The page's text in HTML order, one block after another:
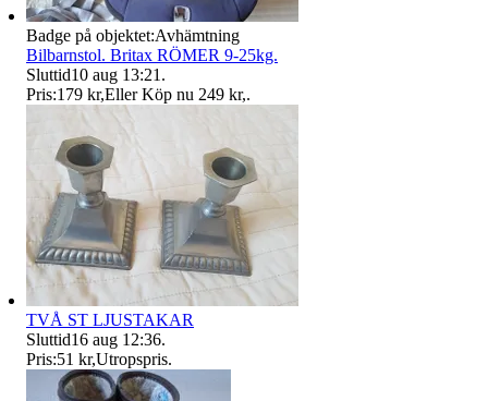
Badge på objektet:Avhämtning
Bilbarnstol. Britax RÖMER 9-25kg.
Sluttid10 aug 13:21 .
Pris:179 kr,Eller Köp nu 249 kr,.
TVÅ ST LJUSTAKAR
Sluttid16 aug 12:36.
Pris:51 kr,Utropspris.